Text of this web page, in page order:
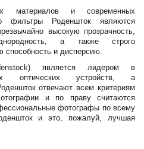
материалов и современных
фильтры Роденшток являются
высокую прозрачность,
а также строго
и дисперсию.
является лидером в
оптических устройств, а
отвечают всем критериям
и по праву считаются
фотографы по всему
и это, пожалуй, лучшая